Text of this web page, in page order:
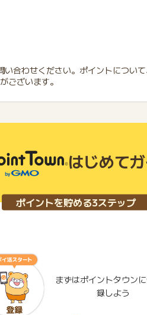
い合わせください。ポイントについて
ございます。
はじめて
ポイントを貯める3ステップ
まずはポイントタウン
録しよう